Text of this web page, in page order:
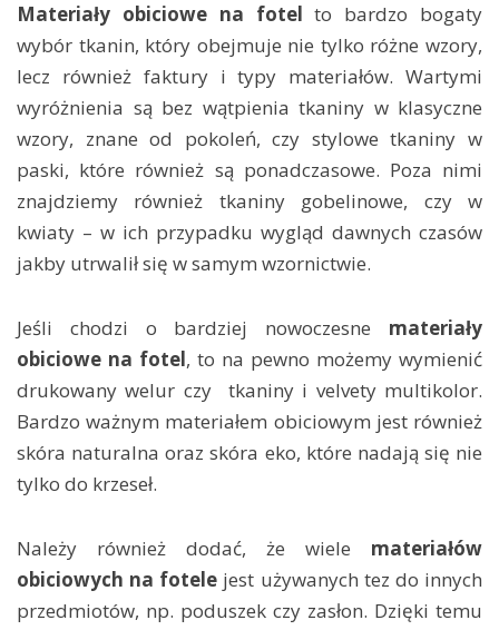
Materiały obiciowe na fotel to bardzo bogaty
wybór tkanin, który obejmuje nie tylko różne wzory,
lecz również faktury i typy materiałów. Wartymi
wyróżnienia są bez wątpienia tkaniny w klasyczne
wzory, znane od pokoleń, czy stylowe tkaniny w
paski, które również są ponadczasowe. Poza nimi
znajdziemy również tkaniny gobelinowe, czy w
kwiaty – w ich przypadku wygląd dawnych czasów
jakby utrwalił się w samym wzornictwie.
Jeśli chodzi o bardziej nowoczesne materiały
obiciowe na fotel, to na pewno możemy wymienić
drukowany welur czy tkaniny i velvety multikolor.
Bardzo ważnym materiałem obiciowym jest również
skóra naturalna oraz skóra eko, które nadają się nie
tylko do krzeseł.
Należy również dodać, że wiele materiałów
obiciowych na fotele jest używanych tez do innych
przedmiotów, np. poduszek czy zasłon. Dzięki temu